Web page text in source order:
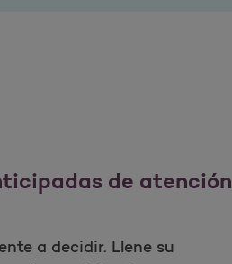
de atención
a decidir. Llene su